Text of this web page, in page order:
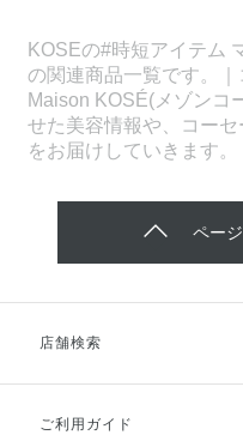
KOSEの#時短アイテム
の関連商品一覧です。
Maison KOSÉ(メゾンコ
せた美容情報や、コー
をお届けしていきます。
ペー
店舗検索
ご利用ガイド